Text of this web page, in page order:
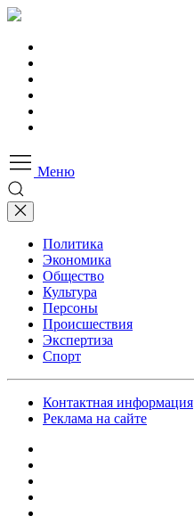
Меню
Политика
Экономика
Общество
Культура
Персоны
Происшествия
Экспертиза
Спорт
Контактная информация
Реклама на сайте